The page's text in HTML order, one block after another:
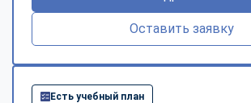
Оставить заявку
Есть учебный план